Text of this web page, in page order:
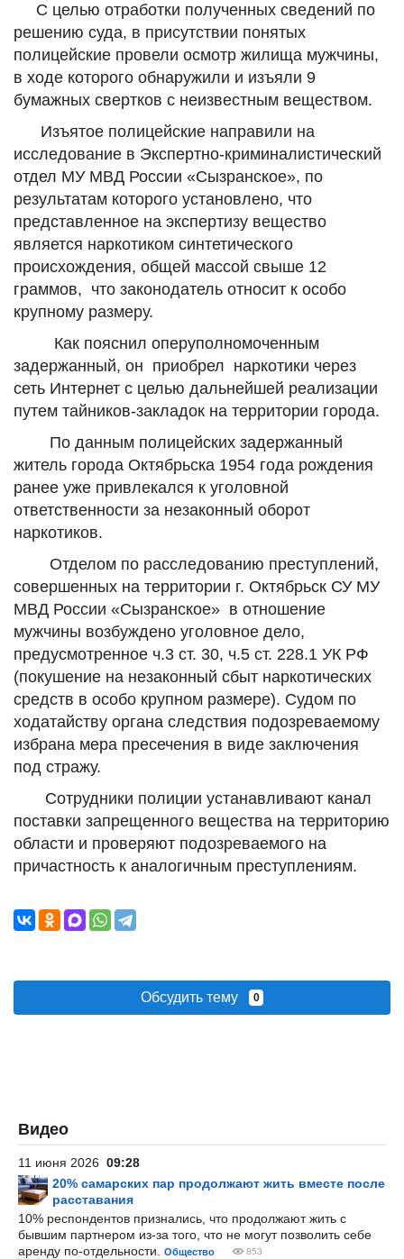
С целью отработки полученных сведений по
решению суда, в присутствии понятых
полицейские провели осмотр жилища мужчины,
в ходе которого обнаружили и изъяли 9
бумажных свертков с неизвестным веществом.
Изъятое полицейские направили на
исследование в Экспертно-криминалистический
отдел МУ МВД России «Сызранское», по
результатам которого установлено, что
представленное на экспертизу вещество
является наркотиком синтетического
происхождения, общей массой свыше 12
граммов, что законодатель относит к особо
крупному размеру.
Как пояснил оперуполномоченным
задержанный, он приобрел наркотики через
сеть Интернет с целью дальнейшей реализации
путем тайников-закладок на территории города.
По данным полицейских задержанный
житель города Октябрьска 1954 года рождения
ранее уже привлекался к уголовной
ответственности за незаконный оборот
наркотиков.
Отделом по расследованию преступлений,
совершенных на территории г. Октябрьск СУ МУ
МВД России «Сызранское» в отношение
мужчины возбуждено уголовное дело,
предусмотренное ч.3 ст. 30, ч.5 ст. 228.1 УК РФ
(покушение на незаконный сбыт наркотических
средств в особо крупном размере). Судом по
ходатайству органа следствия подозреваемому
избрана мера пресечения в виде заключения
под стражу.
Сотрудники полиции устанавливают канал
поставки запрещенного вещества на территорию
области и проверяют подозреваемого на
причастность к аналогичным преступлениям.
Обсудить тему 0
Видео
11 июня 2026 09:28
20% самарских пар продолжают жить вместе после
расставания
10% респондентов признались, что продолжают жить с
бывшим партнером из-за того, что не могут позволить себе
аренду по-отдельности.
Общество 853